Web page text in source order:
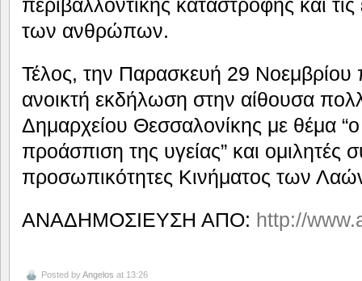
περιβαλλοντικής καταστροφής και
των ανθρώπων.
Τέλος, την Παρασκευή 29 Νοεμβρίου
ανοικτή εκδήλωση στην αίθουσα
Δημαρχείου Θεσσαλονίκης με θέμα
προάσπιση της υγείας” και ομιλητές
προσωπικότητες Κινήματος των
ΑΝΑΔΗΜΟΣΙΕΥΣΗ ΑΠΟ: http://
Posted byAngelos at 13:26